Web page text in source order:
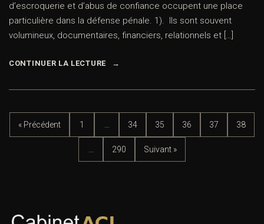
d’escroquerie et d’abus de confiance occupent une place
particulière dans la défense pénale. 1). Ils sont souvent
volumineux, documentaires, financiers, relationnels et […]
CONTINUER LA LECTURE
« Précédent 1 34 35 36 37 38
290 Suivant »